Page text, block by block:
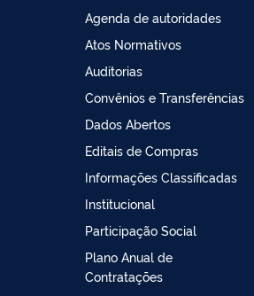
Agenda de autoridades
Atos Normativos
Auditorias
Convênios e Transferências
Dados Abertos
Editais de Compras
Informações Classificadas
Institucional
Participação Social
Plano Anual de
Contratações